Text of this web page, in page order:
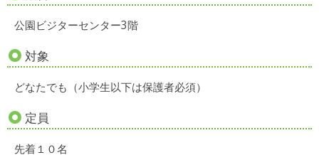
公園ビジターセンター3階
対象
どなたでも（小学生以下は保護者必須）
定員
先着１０名